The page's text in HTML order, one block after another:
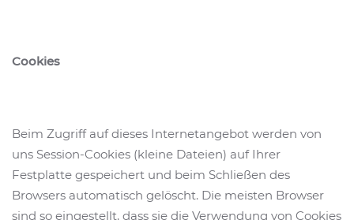
Cookies
Beim Zugriff auf dieses Internetangebot werden von
uns Session-Cookies (kleine Dateien) auf Ihrer
Festplatte gespeichert und beim Schließen des
Browsers automatisch gelöscht. Die meisten Browser
sind so eingestellt, dass sie die Verwendung von Cookies